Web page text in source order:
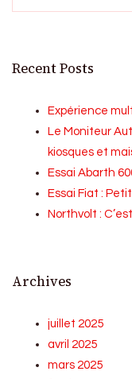
Recent Posts
Expérience
Le Moniteur
kiosques et
Essai Abarth
Essai Fiat :
Northvolt :
Archives
juillet 2025
avril 2025
mars 2025